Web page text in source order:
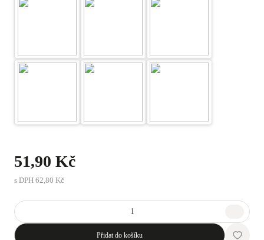
51,90 Kč
s DPH 62,80 Kč
Přidat do košíku